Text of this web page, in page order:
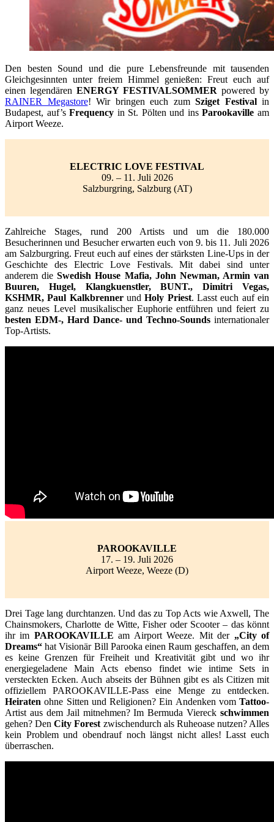
Den besten Sound und die pure Lebensfreunde mit tausenden
Gleichgesinnten unter freiem Himmel genießen: Freut euch auf
einen legendären ENERGY FESTIVALSOMMER powered by
RAINER Megastore! Wir bringen euch zum Sziget Festivalin
Budapest, auf’sFrequency in St. Pölten und insParookaville am
Airport Weeze.
ELECTRIC LOVE FESTIVAL
09. – 11. Juli 2026
Salzburgring, Salzburg (AT)
Zahlreiche Stages, rund 200 Artists und um die 180.000
Besucherinnen und Besucher erwarten euch von 9. bis 11. Juli 2026
am Salzburgring. Freut euch auf eines der stärksten Line-Ups in der
Geschichte des Electric Love Festivals. Mit dabei sind unter
anderem dieSwedish House Mafia, John Newman, Armin van
Buuren, Hugel, Klangkuenstler, BUNT., Dimitri Vegas,
KSHMR, Paul KalkbrennerundHoly Priest. Lasst euch auf ein
ganz neues Level musikalischer Euphorie entführen und feiert zu
besten EDM-, Hard Dance- und Techno-Sounds internationaler
Top-Artists.
PAROOKAVILLE
17. – 19. Juli 2026
Airport Weeze, Weeze (D)
Drei Tage lang durchtanzen. Und das zu Top Acts wie Axwell, The
Chainsmokers, Charlotte de Witte, Fisher oder Scooter – das könnt
ihr im PAROOKAVILLE am Airport Weeze. Mit der „City of
Dreams“ hat Visionär Bill Parooka einen Raum geschaffen, an dem
es keine Grenzen für Freiheit und Kreativität gibt und wo ihr
energiegeladene Main Acts ebenso findet wie intime Sets in
versteckten Ecken. Auch abseits der Bühnen gibt es als Citizen mit
offiziellem PAROOKAVILLE-Pass eine Menge zu entdecken.
Heiraten ohne Sitten und Religionen? Ein Andenken vom Tattoo-
Artist aus dem Jail mitnehmen? Im Bermuda Viereck schwimmen
gehen? DenCity Forest zwischendurch als Ruheoase nutzen? Alles
kein Problem und obendrauf noch längst nicht alles! Lasst euch
überraschen.